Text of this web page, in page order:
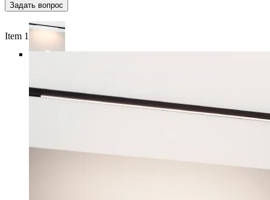
Задать вопрос
Item 1 of 4